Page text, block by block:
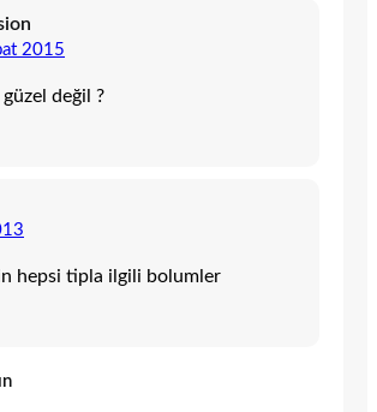
2015
değil ?
hepsi tipla ilgili bolumler